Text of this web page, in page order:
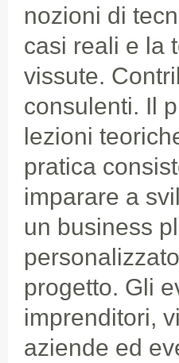
nozioni di
casi reali e la
vissute.
consulenti. Il
lezioni
pratica
imparare a
un business
progetto. Gli
imprenditori,
aziende ed